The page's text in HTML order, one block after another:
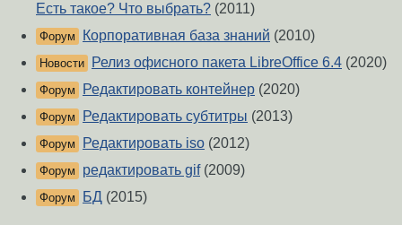
Есть такое? Что выбрать? (2011)
Форум Корпоративная база знаний (2010)
Новости Релиз офисного пакета LibreOffice 6.4 (2020)
Форум Редактировать контейнер (2020)
Форум Редактировать субтитры (2013)
Форум Редактировать iso (2012)
Форум редактировать gif(2009)
Форум БД (2015)